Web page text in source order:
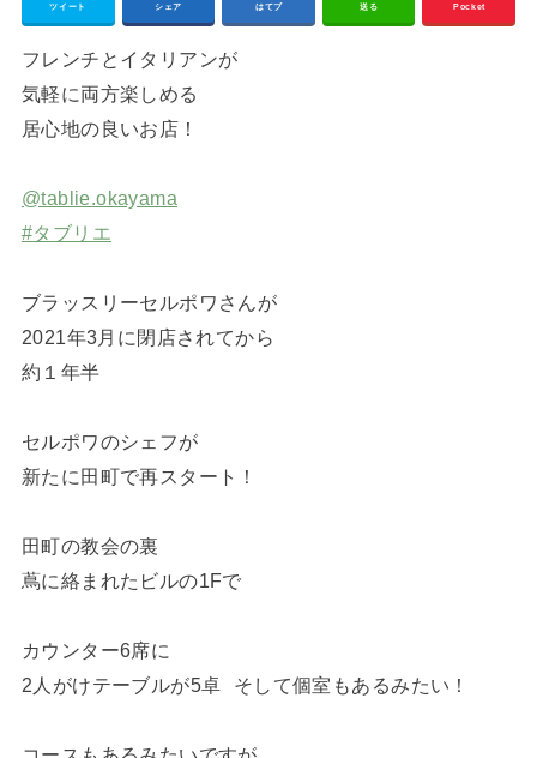
ツイート シェア はてブ 送る Pocket
フレンチとイタリアンが
気軽に両方楽しめる
居心地の良いお店！
@tablie.okayama
#タブリエ
ブラッスリーセルポワさんが
2021年3月に閉店されてから
約１年半
セルポワのシェフが
新たに田町で再スタート！
田町の教会の裏
蔦に絡まれたビルの1Fで
カウンター6席に
2人がけテーブルが5卓 そして個室もあるみたい！